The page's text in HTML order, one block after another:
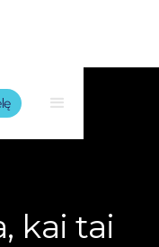
kai tai